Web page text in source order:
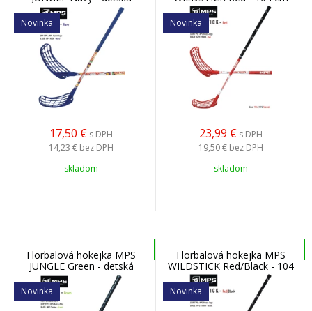
Novinka
17,50 € s DPH
14,23 € bez DPH
skladom
Novinka
23,99 € s DPH
19,50 € bez DPH
skladom
Florbalová hokejka MPS
JUNGLE Green - detská
Novinka
Florbalová hokejka MPS
WILDSTICK Red/Black - 104
Novinka